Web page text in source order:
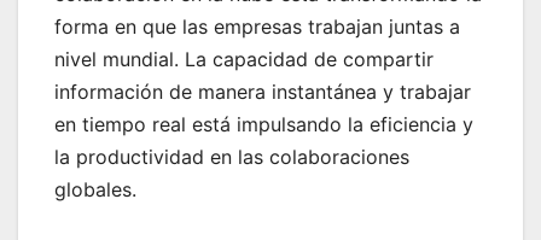
forma en que las empresas trabajan juntas a
nivel mundial. La capacidad de compartir
información de manera instantánea y trabajar
en tiempo real está impulsando la eficiencia y
la productividad en las colaboraciones
globales.